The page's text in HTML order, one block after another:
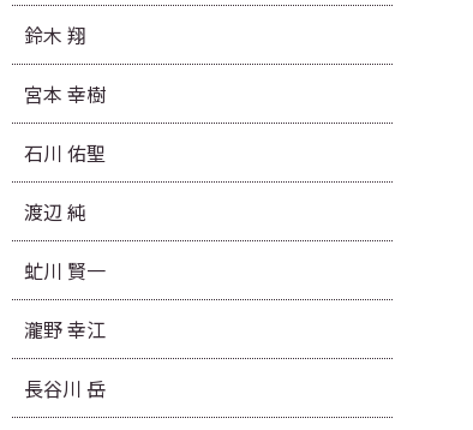
鈴木 翔
宮本 幸樹
石川 佑聖
渡辺 純
虻川 賢一
瀧野 幸江
長谷川 岳